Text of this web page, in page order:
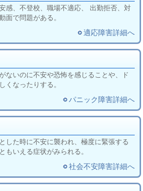
感、不登校、職場不適応、 出勤拒否、対
面で問題がある。
適応障害詳細へ
ないのに不安や恐怖を感じることや、ド
くなったりする。
パニック障害詳細へ
した時に不安に襲われ、極度に緊張する
もいえる症状がみられる。
社会不安障害詳細へ